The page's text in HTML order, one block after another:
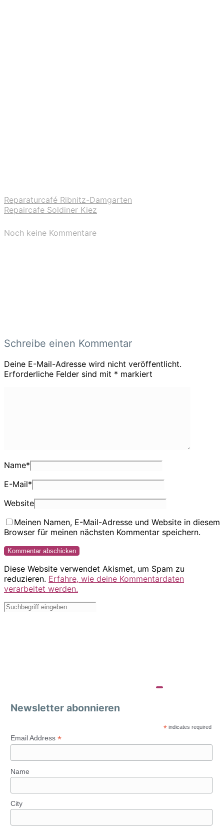
Reparaturcafé Ribnitz-Damgarten
Repaircafe Soldiner Kiez
Noch keine Kommentare
Schreibe einen Kommentar
Deine E-Mail-Adresse wird nicht veröffentlicht.
Erforderliche Felder sind mit * markiert
Name*
E-Mail*
Website
Meinen Namen, E-Mail-Adresse und Website in diesem
Browser für meinen nächsten Kommentar speichern.
Diese Website verwendet Akismet, um Spam zu
reduzieren. Erfahre, wie deine Kommentardaten
verarbeitet werden.
Newsletter abonnieren
* indicates required
Email Address *
Name
City